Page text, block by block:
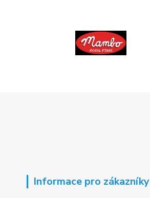
Informace pro zákazníky